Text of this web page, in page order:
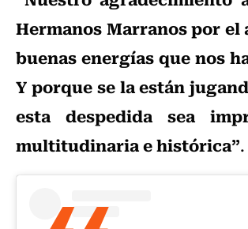
Hermanos Marranos por el
buenas energías que nos
Y porque se la están
esta despedida sea
multitudinaria e histórica”.